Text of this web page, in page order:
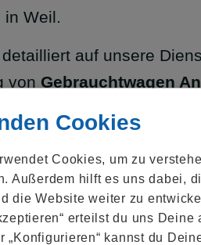
in Weil.
auf unsere
von Gebrauchtwagen
geht, ein Auto zu
Ihren Verkaufsprozess
Cookies
Cookies, um zu
Außerdem hilft es uns dabei,
die Website weiter zu
erteilst du uns Deine
„Konfigurieren“ kannst du